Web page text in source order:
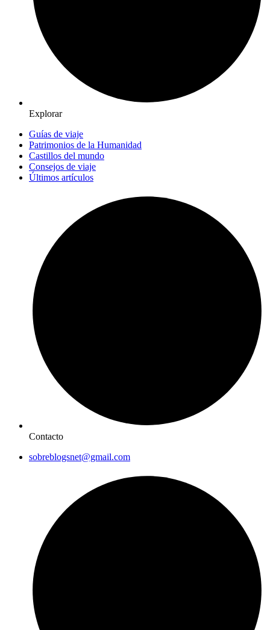
Explorar
Guías de viaje
Patrimonios de la Humanidad
Castillos del mundo
Consejos de viaje
Últimos artículos
Contacto
sobreblogsnet@gmail.com